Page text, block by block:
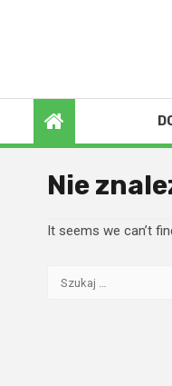
Nie
It seems we can’t
Szukaj: